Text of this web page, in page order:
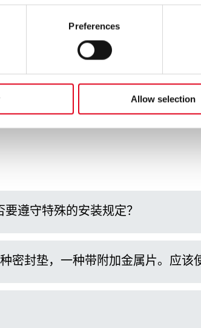
to the transfer of data to third countries
may not have a level of data protection
be collected and processed by local
Preferences
Allow selection
遵守特殊的安装规定？
密封垫，一种带附加金属片。应该